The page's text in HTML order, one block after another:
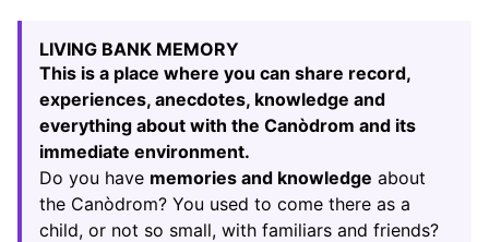
−
LIVING BANK MEMORY
This is a place where you can share record,
experiences, anecdotes, knowledge and
everything about with the Canòdrom and its
immediate environment.
Do you have memories and knowledge about
the Canòdrom? You used to come there as a
child, or not so small, with familiars and friends?